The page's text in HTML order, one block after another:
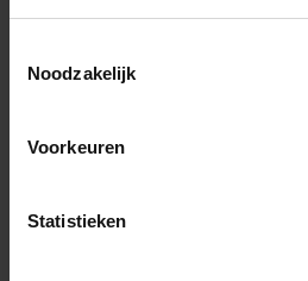
Noodzakelijk
Voorkeuren
Statistieken